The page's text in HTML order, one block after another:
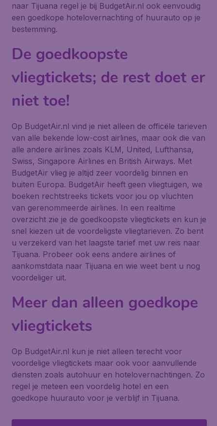
naar Tijuana regel je bij BudgetAir.nl ook eenvoudig
een goedkope hotelovernachting of huurauto op je
bestemming.
De goedkoopste
vliegtickets; de rest doet er
niet toe!
Op BudgetAir.nl vind je niet alleen de officële tarieven
van alle bekende low-cost airlines, maar ook die van
alle andere airlines zoals KLM, United, Lufthansa,
Swiss, Singapore Airlines en British Airways. Met
BudgetAir vlieg je altijd zeer voordelig binnen en
buiten Europa. BudgetAir heeft geen vliegtuigen, we
boeken rechtstreeks tickets voor jou op vluchten
van gerenommeerde airlines. In een realtime
overzicht zie je de goedkoopste vliegtickets en kun je
snel kiezen uit de voordeligste vliegtarieven. Zo bent
u verzekerd van het laagste tarief met uw reis naar
Tijuana. Probeer ook eens andere airlines of
aankomstdata naar Tijuana en wie weet bent u nog
voordeliger uit.
Meer dan alleen goedkope
vliegtickets
Op BudgetAir.nl kun je niet alleen terecht voor
voordelige vliegtickets maar ook voor aanvullende
diensten zoals autohuur en hotelovernachtingen. Zo
regel je meteen een voordelig hotel en een
goedkope huurauto voor je verblijf in Tijuana.